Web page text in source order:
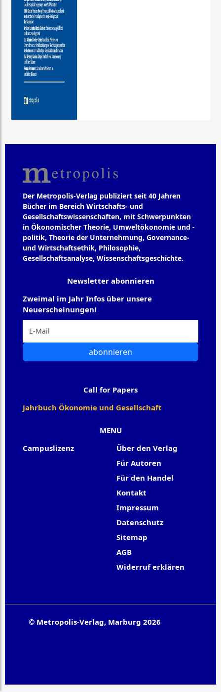
Der Metropolis-Verlag publiziert seit 40 Jahren
Bücher im Bereich Wirtschafts- und
Gesellschaftswissenschaften, mit Schwerpunkten
in Ökonomischer Theorie, Umweltökonomie und -
politik, Theorie der Unternehmung, Governance-
und Wirtschaftsethik, Philosophie,
Gesellschaftsanalyse, Wissenschaftsgeschichte.
MENU
Campuslizenz
Über den Verlag
Für Autoren
Für den Handel
Kontakt
Impressum
Datenschutz
Sitemap
AGB
Widerruf erklären
Newsletter abonnieren
Zweimal im Jahr Infos über unsere
Neuerscheinungen!
abonnieren
Call for Papers
Jahrbuch Ökonomie und Gesellschaft
© Metropolis-Verlag, Marburg 2026